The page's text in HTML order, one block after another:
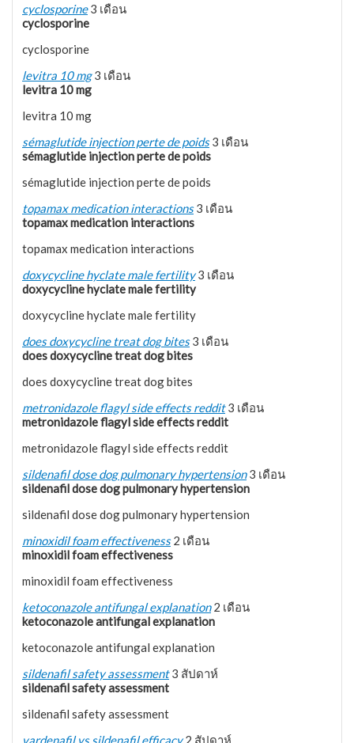
cyclosporine 3 เดือน
cyclosporine
cyclosporine
levitra 10 mg 3 เดือน
levitra 10 mg
levitra 10 mg
sémaglutide injection perte de poids 3 เดือน
sémaglutide injection perte de poids
sémaglutide injection perte de poids
topamax medication interactions 3 เดือน
topamax medication interactions
topamax medication interactions
doxycycline hyclate male fertility 3 เดือน
doxycycline hyclate male fertility
doxycycline hyclate male fertility
does doxycycline treat dog bites 3 เดือน
does doxycycline treat dog bites
does doxycycline treat dog bites
metronidazole flagyl side effects reddit 3 เดือน
metronidazole flagyl side effects reddit
metronidazole flagyl side effects reddit
sildenafil dose dog pulmonary hypertension 3 เดือน
sildenafil dose dog pulmonary hypertension
sildenafil dose dog pulmonary hypertension
minoxidil foam effectiveness 2 เดือน
minoxidil foam effectiveness
minoxidil foam effectiveness
ketoconazole antifungal explanation 2 เดือน
ketoconazole antifungal explanation
ketoconazole antifungal explanation
sildenafil safety assessment 3 สัปดาห์
sildenafil safety assessment
sildenafil safety assessment
vardenafil vs sildenafil efficacy 2 สัปดาห์